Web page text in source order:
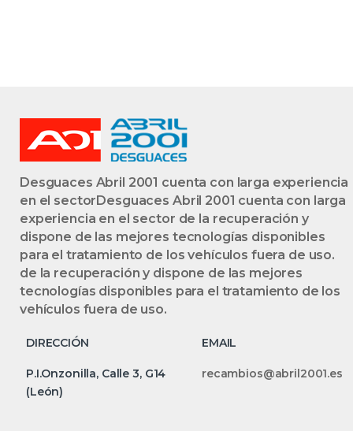
Desguaces Abril 2001 cuenta con larga experiencia
en el sectorDesguaces Abril 2001 cuenta con larga
experiencia en el sector de la recuperación y
dispone de las mejores tecnologías disponibles
para el tratamiento de los vehículos fuera de uso.
de la recuperación y dispone de las mejores
tecnologías disponibles para el tratamiento de los
vehículos fuera de uso.
DIRECCIÓN EMAIL
P.I.Onzonilla, Calle 3, G14
(León)
recambios@abril2001.es